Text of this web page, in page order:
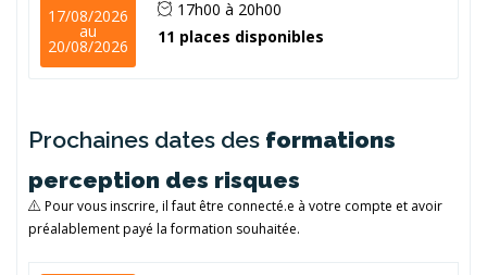
17/08/2026
au
20/08/2026
17h00 à 20h00
11 places disponibles
Prochaines dates des formations
perception des risques
Pour vous inscrire, il faut être connecté.e à votre compte et avoir
préalablement payé la formation souhaitée.